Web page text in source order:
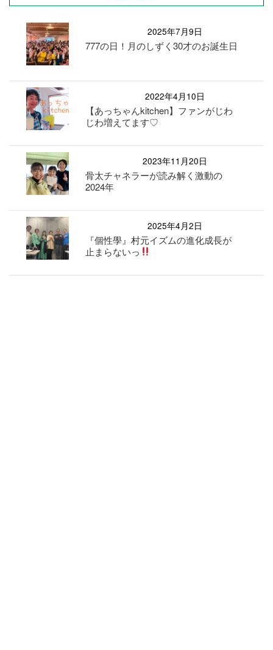
2025年7月9日
777の日！月のしずく30才のお誕生日
2022年4月10日
【あっちゃんkitchen】ファンがじわ
じわ増えてます♡
2023年11月20日
骨太チャネラーが読み解く激動の
2024年
2025年4月2日
『個性學』村元イズムの進化成長が
止まらないっ